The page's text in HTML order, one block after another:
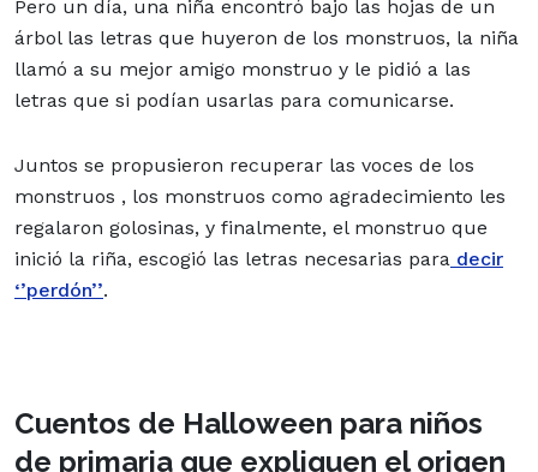
Pero un día, una niña encontró bajo las hojas de un
árbol las letras que huyeron de los monstruos, la niña
llamó a su mejor amigo monstruo y le pidió a las
letras que si podían usarlas para comunicarse.
Juntos se propusieron recuperar las voces de los
monstruos , los monstruos como agradecimiento les
regalaron golosinas, y finalmente, el monstruo que
inició la riña, escogió las letras necesarias para decir
‘’perdón’’.
Cuentos de Halloween para niños
de primaria que expliquen el origen